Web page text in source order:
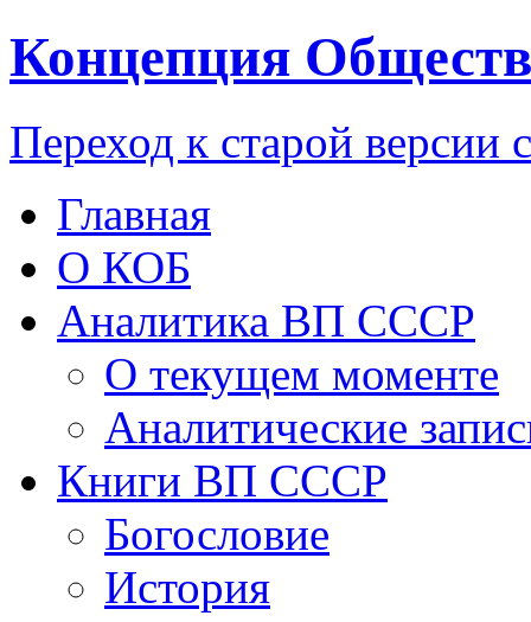
Концепция
Переход к старой версии
Главная
О КОБ
Аналитика ВП СССР
О текущем моменте
Аналитические
Книги ВП СССР
Богословие
История